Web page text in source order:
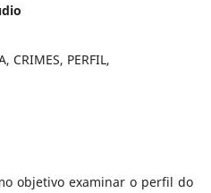
CRIMES, PERFIL,
objetivo examinar o perfil do